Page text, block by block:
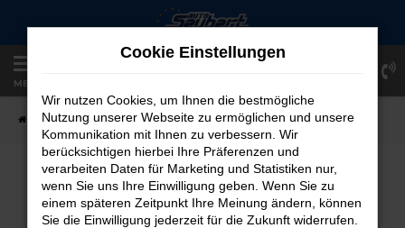
Zum
springen
MENÜ
Startseite Fahrzeugangebote Fahrzeug-Showroom
FAHRZEUG-SHOWROOM
Cookie Einstellungen
Wir nutzen Cookies, um Ihnen die bestmögliche
Nutzung unserer Webseite zu ermöglichen und unsere
Kommunikation mit Ihnen zu verbessern. Wir
berücksichtigen hierbei Ihre Präferenzen und
verarbeiten Daten für Marketing und Statistiken nur,
wenn Sie uns Ihre Einwilligung geben. Wenn Sie zu
einem späteren Zeitpunkt Ihre Meinung ändern, können
Sie die Einwilligung jederzeit für die Zukunft widerrufen.